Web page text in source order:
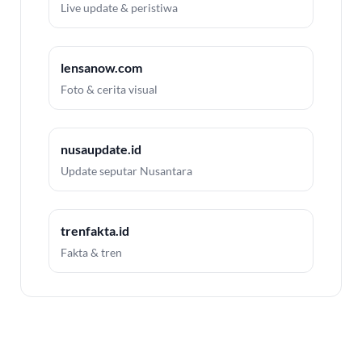
Live update & peristiwa
lensanow.com
Foto & cerita visual
nusaupdate.id
Update seputar Nusantara
trenfakta.id
Fakta & tren